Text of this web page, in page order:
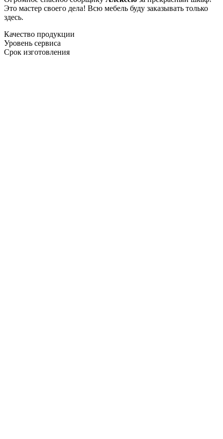
Это мастер своего дела! Всю мебель буду заказывать только
здесь.
Качество продукции
Уровень сервиса
Срок изготовления